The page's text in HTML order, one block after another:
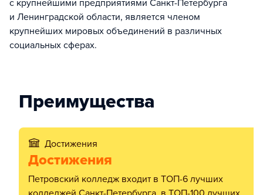
с крупнейшими предприятиями Санкт-Петербурга
и Ленинградской области, является членом
крупнейших мировых объединений в различных
социальных сферах.
Преимущества
Достижения
Достижения
Петровский колледж входит в ТОП-6 лучших